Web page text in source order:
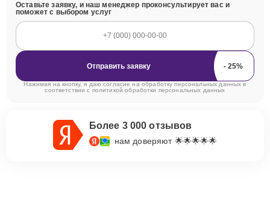
Оставьте заявку, и наш менеджер проконсультирует вас и
поможет с выбором услуг
Отправить заявку
Нажимая на кнопку, я даю согласие на обработку персональных данных в
соответствии с политикой обработки персональных данных
Более 3 000 отзывов
нам доверяют 🌟🌟🌟🌟🌟